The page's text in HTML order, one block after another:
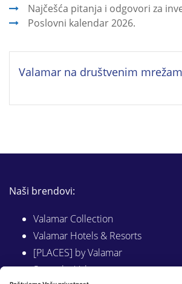
Najčešća pitanja i odgovori za
Poslovni kalendar 2026.
Valamar na društvenim
Naši brendovi:
Valamar Collection
Valamar Hotels & Resorts
[PLACES] by Valamar
Sunny by Valamar